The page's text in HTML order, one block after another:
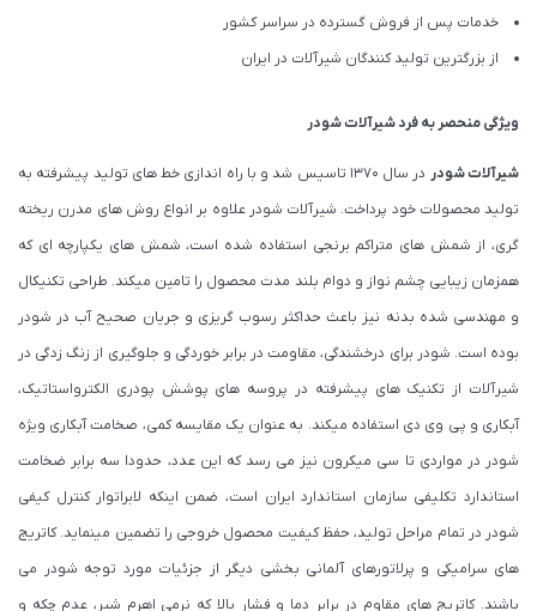
خدمات پس از فروش گسترده در سراسر کشور
از بزرگترین تولید کنندگان شیرآلات در ایران
ویژگی منحصر به فرد شیرآلات شودر
شیرآلات شودر
در سال 1370 تاسیس شد و با راه اندازی خط های تولید پیشرفته به
تولید محصولات خود پرداخت. شیرآلات شودر علاوه بر انواع روش های مدرن ریخته
گری، از شمش های متراکم برنجی استفاده شده است، شمش های یکپارچه ای که
همزمان زیبایی چشم نواز و دوام بلند مدت محصول را تامین میکند. طراحی تکنیکال
و مهندسی شده بدنه نیز باعث حداکثر رسوب گریزی و جریان صحیح آب در شودر
بوده است. شودر برای درخشندگی، مقاومت در برابر خوردگی و جلوگیری از زنگ زدگی در
شیرآلات از تکنیک های پیشرفته در پروسه های پوشش پودری الکترواستاتیک،
آبکاری و پی وی دی استفاده میکند. به عنوان یک مقایسه کمی، صخامت آبکاری ویژه
شودر در مواردی تا سی میکرون نیز می رسد که این عدد، حدودا سه برابر ضخامت
استاندارد تکلیفی سازمان استاندارد ایران است، ضمن اینکه لابراتوار کنترل کیفی
شودر در تمام مراحل تولید، حفظ کیفیت محصول خروجی را تضمین مینماید. کاتریج
های سرامیکی و پرلاتورهای آلمانی بخشی دیگر از جزئیات مورد توجه شودر می
باشند. کاتریج های مقاوم در برابر دما و فشار بالا که نرمی اهرم شیر، عدم چکه و